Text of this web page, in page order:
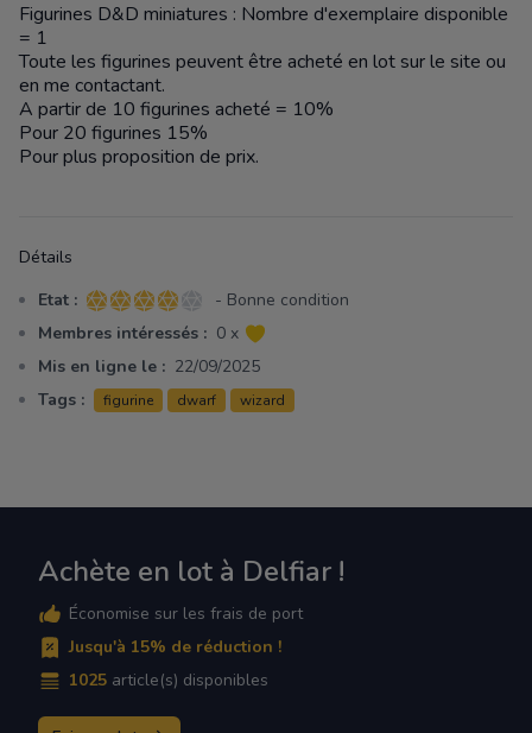
Description
Figurines D&D miniatures : Nombre d'exemplaire disponible
= 1
Toute les figurines peuvent être acheté en lot sur le site ou
en me contactant.
A partir de 10 figurines acheté = 10%
Pour 20 figurines 15%
Pour plus proposition de prix.
Détails
Etat : 4 sur 5 étoiles
- Bonne condition
Membres intéressés : 0 x
Mis en ligne le : 22/09/2025
Tags :
figurine dwarf wizard
Achète en lot à Delfiar !
Économise sur les frais de port
Jusqu'à 15% de réduction !
1025 article(s) disponibles